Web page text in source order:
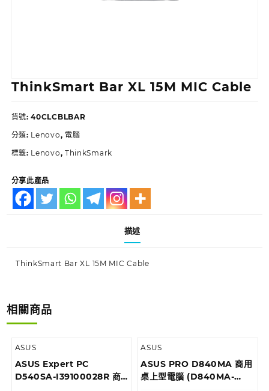
ThinkSmart Bar XL 15M MIC Cable
貨號:40CLCBLBAR
分類: Lenovo, 電腦
標籤: Lenovo, ThinkSmark
分享此產品
描述
ThinkSmart Bar XL 15M MIC Cable
相關商品
ASUS
ASUS Expert PC
D540SA-I39100028R 商
ASUS
ASUS PRO D840MA 商用
桌上型電腦 (D840MA-